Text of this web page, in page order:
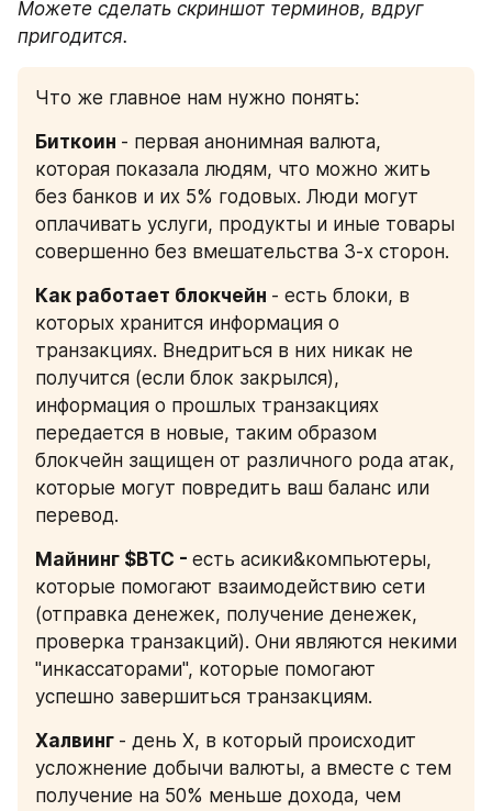
Можете сделать скриншот терминов, вдруг
пригодится.
Что же главное нам нужно понять:
Биткоин - первая анонимная валюта,
которая показала людям, что можно жить
без банков и их 5% годовых. Люди могут
оплачивать услуги, продукты и иные товары
совершенно без вмешательства 3-х сторон.
Как работает блокчейн - есть блоки, в
которых хранится информация о
транзакциях. Внедриться в них никак не
получится (если блок закрылся),
информация о прошлых транзакциях
передается в новые, таким образом
блокчейн защищен от различного рода атак,
которые могут повредить ваш баланс или
перевод.
Майнинг $BTC - есть асики&компьютеры,
которые помогают взаимодействию сети
(отправка денежек, получение денежек,
проверка транзакций). Они являются некими
"инкассаторами", которые помогают
успешно завершиться транзакциям.
Халвинг - день Х, в который происходит
усложнение добычи валюты, а вместе с тем
получение на 50% меньше дохода, чем